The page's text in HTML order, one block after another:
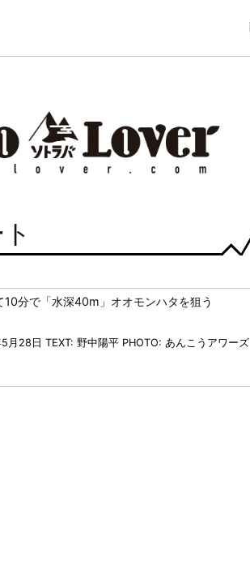
分で「水深40m」オオモンハタを狙う
月28日 TEXT: 野中陽平 PHOTO: あんこうアワーズ